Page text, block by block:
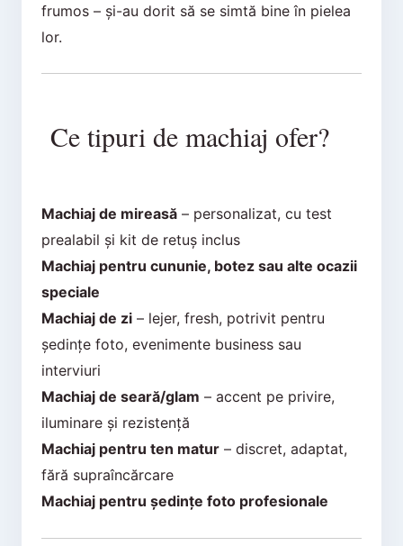
frumos – și-au dorit să se simtă bine în pielea
lor.
Ce tipuri de machiaj ofer?
Machiaj de mireasă– personalizat, cu test
prealabil și kit de retuș inclus
Machiaj pentru cununie, botez sau alte ocazii
speciale
Machiaj de zi– lejer, fresh, potrivit pentru
ședințe foto, evenimente business sau
interviuri
Machiaj de seară/glam – accent pe privire,
iluminare și rezistență
Machiaj pentru ten matur– discret, adaptat,
fără supraîncărcare
Machiaj pentru ședințe foto profesionale